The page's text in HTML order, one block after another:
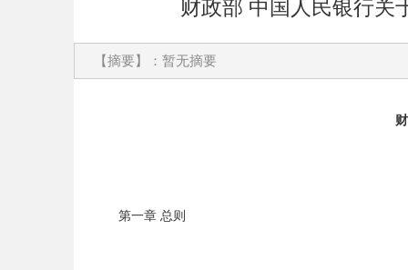
财政部 中国人民银行关
【摘要】：暂无摘要
第一章 总则